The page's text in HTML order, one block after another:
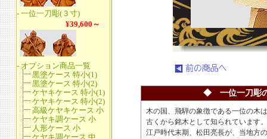
◆ 一位一刀彫
木の国、飛騨の象徴である一位の木
古くから銘木として知られています。
江戸時代末期、松田亮長が、当地方